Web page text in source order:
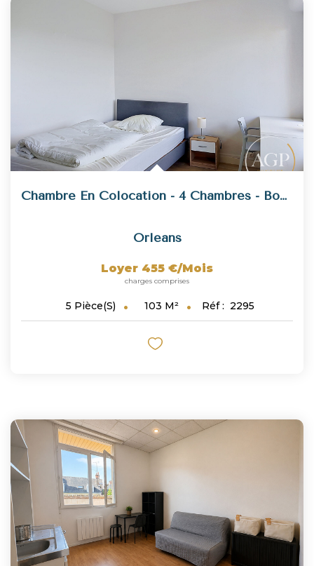
Chambre En Colocation - 4 Chambres - Boulevard De Châteaudun
Orleans
Loyer 455 €/mois
charges comprises
5 Pièce(s) 103 M² Réf : 2295